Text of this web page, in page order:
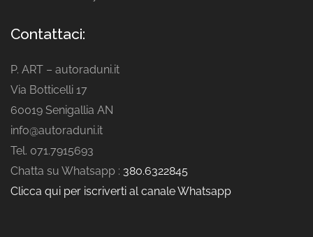
Contattaci:
P. ART – autoraduni.it
Via Botticelli 17
60019 Senigallia AN
info@autoraduni.it
Tel. 071.7915693
Chatta su Whatsapp : 380.6322845
Clicca qui per iscriverti al canale Whatsapp